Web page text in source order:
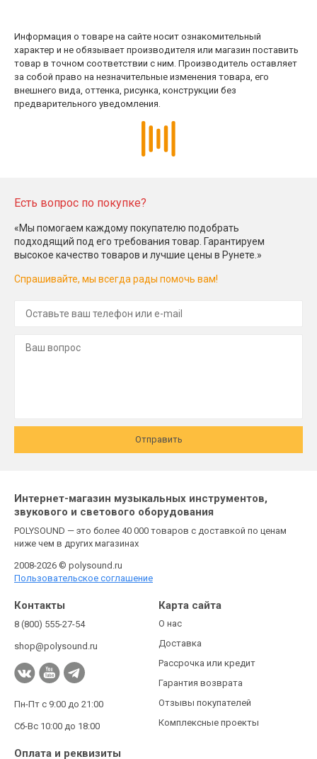
Информация о товаре на сайте носит ознакомительный
характер и не обязывает производителя или магазин поставить
товар в точном соответствии с ним. Производитель оставляет
за собой право на незначительные изменения товара, его
внешнего вида, оттенка, рисунка, конструкции без
предварительного уведомления.
Есть вопрос по покупке?
«Мы помогаем каждому покупателю подобрать
подходящий под его требования товар. Гарантируем
высокое качество товаров и лучшие цены в Рунете.»
Спрашивайте, мы всегда рады помочь вам!
Отправить
Интернет-магазин музыкальных инструментов,
звукового и светового оборудования
POLYSOUND — это более 40 000 товаров с доставкой по ценам
ниже чем в других магазинах
2008-2026 © polysound.ru
Пользовательское соглашение
Контакты
8 (800) 555-27-54
shop@polysound.ru
Пн-Пт с 9:00 до 21:00
Сб-Вс 10:00 до 18:00
Карта сайта
О нас
Доставка
Рассрочка или кредит
Гарантия возврата
Отзывы покупателей
Комплексные проекты
Оплата и реквизиты